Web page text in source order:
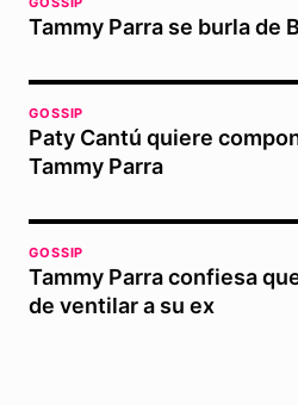
Tammy Parra se burla de
GOSSIP
Paty Cantú quiere
Tammy Parra
GOSSIP
Tammy Parra confiesa
de ventilar a su ex